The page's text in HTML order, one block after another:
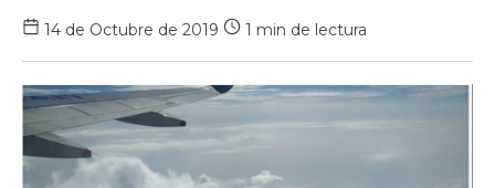
14 de Octubre de 2019
1 min de lectura